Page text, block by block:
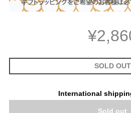
SOLD OUT
International
Sold out